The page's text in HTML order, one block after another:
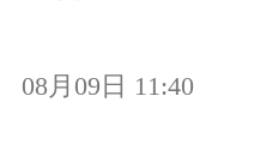
08月09日 11:40